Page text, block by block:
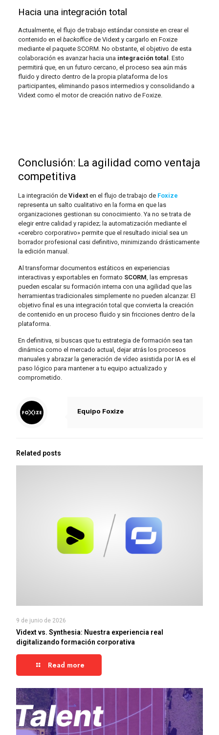
Hacia una integración total
Actualmente, el flujo de trabajo estándar consiste en crear el
contenido en el backofficede Vidext y cargarlo en Foxize
mediante el paquete SCORM. No obstante, el objetivo de esta
colaboración es avanzar hacia una integración total . Esto
permitirá que, en un futuro cercano, el proceso sea aún más
fluido y directo dentro de la propia plataforma de los
participantes, eliminando pasos intermedios y consolidando a
Vidext como el motor de creación nativo de Foxize.
Conclusión: La agilidad como ventaja
competitiva
La integración de Videxten el flujo de trabajo de Foxize
representa un salto cualitativo en la forma en que las
organizaciones gestionan su conocimiento. Ya no se trata de
elegir entre calidad y rapidez; la automatización mediante el
«cerebro corporativo» permite que el resultado inicial sea un
borrador profesional casi definitivo, minimizando drásticamente
la edición manual.
Al transformar documentos estáticos en experiencias
interactivas y exportables en formato SCORM, las empresas
pueden escalar su formación interna con una agilidad que las
herramientas tradicionales simplemente no pueden alcanzar. El
objetivo final es una integración total que convierta la creación
de contenido en un proceso fluido y sin fricciones dentro de la
plataforma.
En definitiva, si buscas que tu estrategia de formación sea tan
dinámica como el mercado actual, dejar atrás los procesos
manuales y abrazar la generación de vídeo asistida por IA es el
paso lógico para mantener a tu equipo actualizado y
comprometido.
Equipo Foxize
Related posts
9 de junio de 2026
Vidext vs. Synthesia: Nuestra experiencia real
digitalizando formación corporativa
Read more